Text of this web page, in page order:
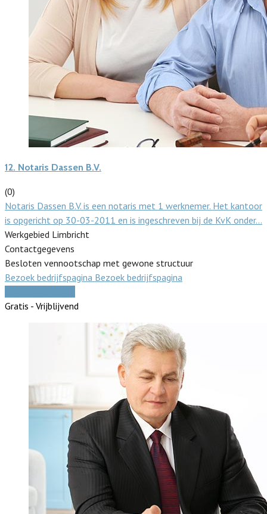
12. Notaris Dassen B.V.
(0)
Notaris Dassen B.V. is een notaris met 1 werknemer. Het kantoor
is opgericht op 30-03-2011 en is ingeschreven bij de KvK onder…
Werkgebied Limbricht
Contactgegevens
Besloten vennootschap met gewone structuur
Bezoek bedrijfspagina Bezoek bedrijfspagina
Gratis - Vrijblijvend